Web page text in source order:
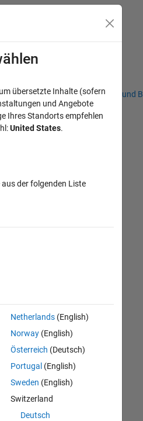
Niederlassungen Studierende und
Canvas-
übersetzte Inhalte (sofern
und Angebote
Ihres Standorts empfehlen
United States.
aus der folgenden Liste
Netherlands(English)
Norway(English)
Österreich (Deutsch)
Portugal (English)
Sweden (English)
Switzerland
Deutsch